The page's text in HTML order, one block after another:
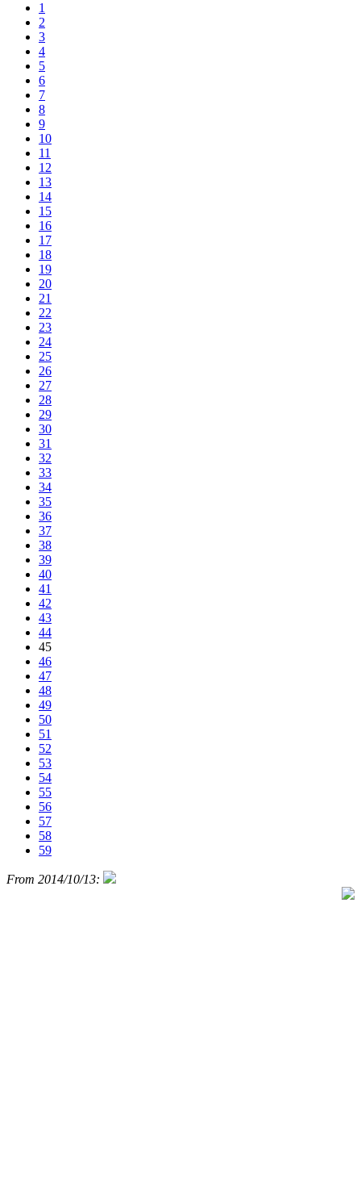
1
2
3
4
5
6
7
8
9
10
11
12
13
14
15
16
17
18
19
20
21
22
23
24
25
26
27
28
29
30
31
32
33
34
35
36
37
38
39
40
41
42
43
44
45
46
47
48
49
50
51
52
53
54
55
56
57
58
59
From 2014/10/13: